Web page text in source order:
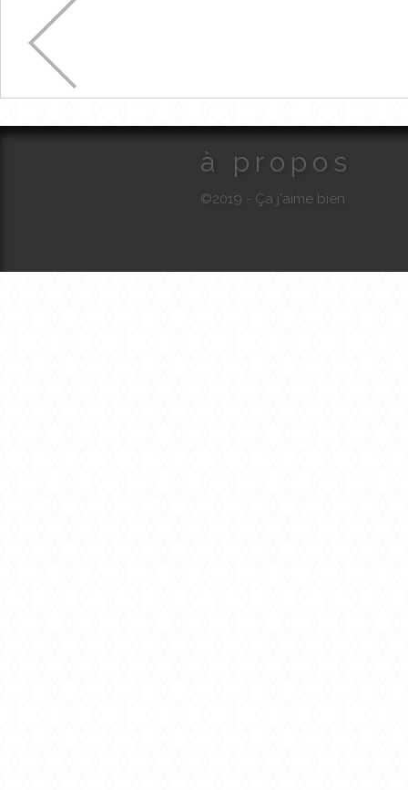
à propos
©2019 - Ça j'aime bien